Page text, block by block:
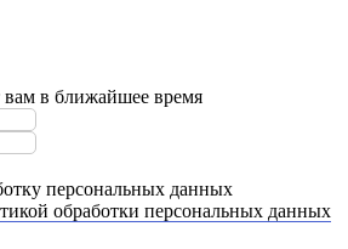
в ближайшее время
персональных данных
обработки персональных данных